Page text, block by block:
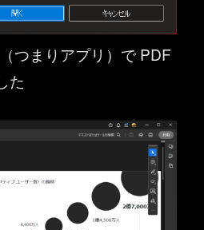
つまりアプリ）で PDF
た